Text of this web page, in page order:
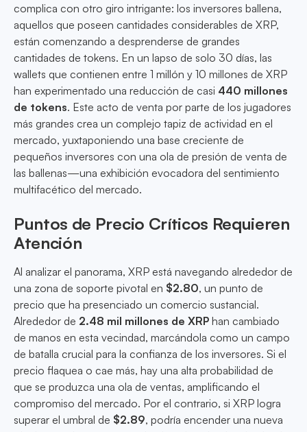
complica con otro giro intrigante: los inversores ballena,
aquellos que poseen cantidades considerables de XRP,
están comenzando a desprenderse de grandes
cantidades de tokens. En un lapso de solo 30 días, las
wallets que contienen entre 1 millón y 10 millones de XRP
han experimentado una reducción de casi 440 millones
de tokens. Este acto de venta por parte de los jugadores
más grandes crea un complejo tapiz de actividad en el
mercado, yuxtaponiendo una base creciente de
pequeños inversores con una ola de presión de venta de
las ballenas—una exhibición evocadora del sentimiento
multifacético del mercado.
Puntos de Precio Críticos Requieren
Atención
Al analizar el panorama, XRP está navegando alrededor de
una zona de soporte pivotal en $2.80, un punto de
precio que ha presenciado un comercio sustancial.
Alrededor de 2.48 mil millones de XRP han cambiado
de manos en esta vecindad, marcándola como un campo
de batalla crucial para la confianza de los inversores. Si el
precio flaquea o cae más, hay una alta probabilidad de
que se produzca una ola de ventas, amplificando el
compromiso del mercado. Por el contrario, si XRP logra
superar el umbral de $2.89, podría encender una nueva